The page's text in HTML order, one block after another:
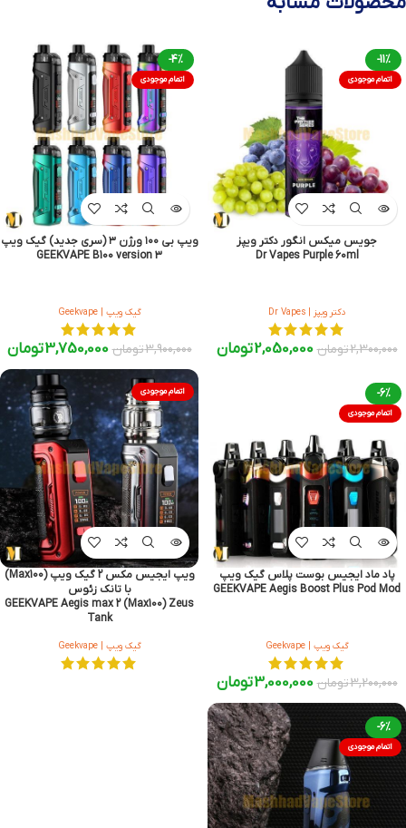
-11%
اتمام موجودی
جویس میکس انگور دکتر ویپز
Dr Vapes Purple 60ml
دکتر ویپز | Dr Vapes
2,300,000تومان 2,050,000تومان
-4%
اتمام موجودی
ویپ بی ۱۰۰ ورژن ۳ (سری جدید) گیک ویپ
GEEKVAPE B100 version 3
گیک ویپ | Geekvape
3,900,000تومان 3,750,000تومان
-6%
اتمام موجودی
پاد ماد ایجیس بوست پلاس گیک ویپ
GEEKVAPE Aegis Boost Plus Pod Mod
گیک ویپ | Geekvape
3,200,000تومان 3,000,000تومان
اتمام موجودی
ویپ ایجیس مکس 2 گیک ویپ (Max100)
با تانک زئوس
GEEKVAPE Aegis max 2 (Max100) Zeus
Tank
گیک ویپ | Geekvape
-6%
اتمام موجودی